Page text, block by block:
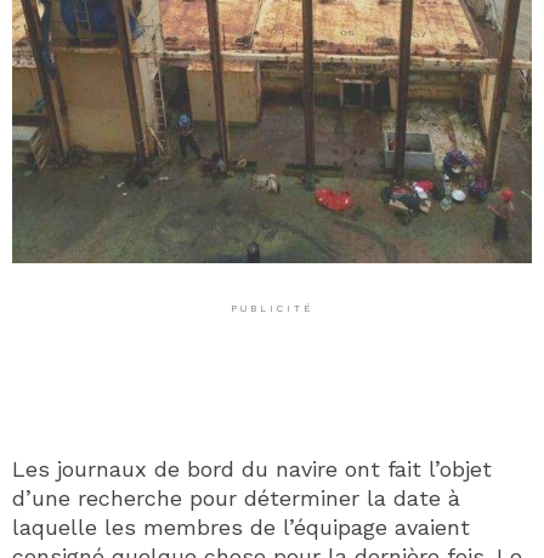
PUBLICITÉ
Les journaux de bord du navire ont fait l’objet
d’une recherche pour déterminer la date à
laquelle les membres de l’équipage avaient